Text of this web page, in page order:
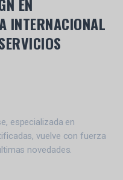
INTERNACIONAL
especializada en
vuelve con fuerza
novedades.